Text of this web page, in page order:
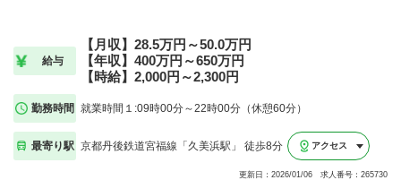
給与
【月収】28.5万円～50.0万円
【年収】400万円～650万円
【時給】2,000円～2,300円
勤務時間 就業時間１:09時00分～22時00分（休憩60分）
最寄り駅 京都丹後鉄道宮福線「久美浜駅」 徒歩8分 アクセス
更新日：2026/01/06 求人番号：265730